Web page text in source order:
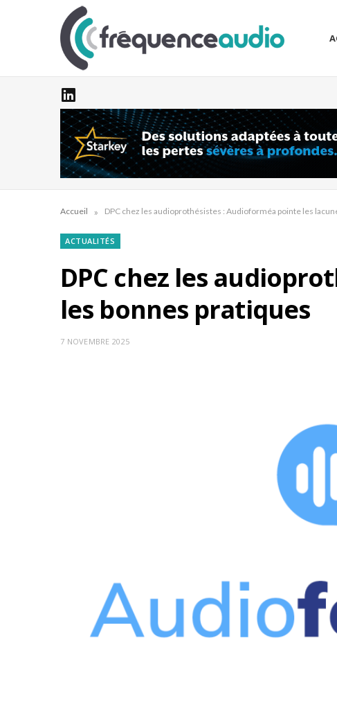
Accueil » DPC chez les audioprothésistes : Audioforméa pointe les
ACTUALITÉS
DPC chez les
les bonnes pratiques
7 NOVEMBRE 2025